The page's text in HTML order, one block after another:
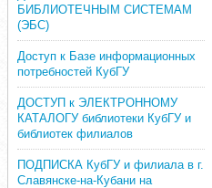
БИБЛИОТЕЧНЫМ СИСТЕМАМ
(ЭБС)
Доступ к Базе информационных
потребностей КубГУ
ДОСТУП к ЭЛЕКТРОННОМУ
КАТАЛОГУ библиотеки КубГУ и
библиотек филиалов
ПОДПИСКА КубГУ и филиала в г.
Славянске-на-Кубани на